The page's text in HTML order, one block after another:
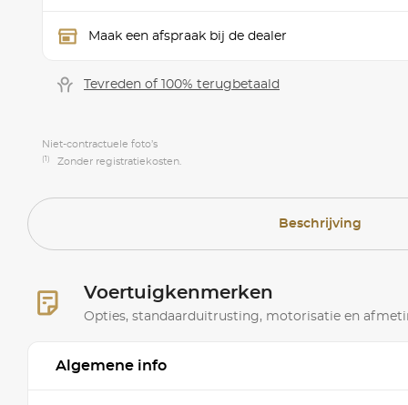
Maak een afspraak bij de dealer
Tevreden of 100% terugbetaald
Niet-contractuele foto’s
(1) Zonder registratiekosten.
Beschrijving
Voertuigkenmerken
Opties, standaarduitrusting, motorisatie en
Algemene info